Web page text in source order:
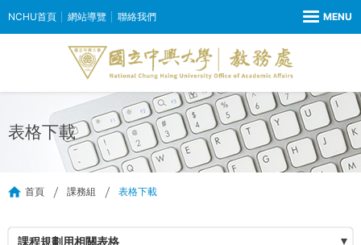
NCHU首頁 網站導覽 聯絡我們
表格下載
首頁 課務組 表格下載
課程規劃用相關表格